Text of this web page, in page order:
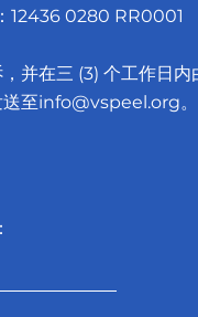
12436 0280 RR0001
并在三 (3) 个工作日
至info@vspeel.org。